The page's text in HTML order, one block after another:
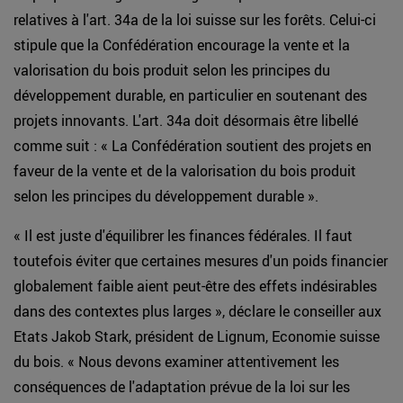
relatives à l'art. 34a de la loi suisse sur les forêts. Celui-ci
stipule que la Confédération encourage la vente et la
valorisation du bois produit selon les principes du
développement durable, en particulier en soutenant des
projets innovants. L'art. 34a doit désormais être libellé
comme suit : « La Confédération soutient des projets en
faveur de la vente et de la valorisation du bois produit
selon les principes du développement durable ».
« Il est juste d'équilibrer les finances fédérales. Il faut
toutefois éviter que certaines mesures d'un poids financier
globalement faible aient peut-être des effets indésirables
dans des contextes plus larges », déclare le conseiller aux
Etats Jakob Stark, président de Lignum, Economie suisse
du bois. « Nous devons examiner attentivement les
conséquences de l'adaptation prévue de la loi sur les